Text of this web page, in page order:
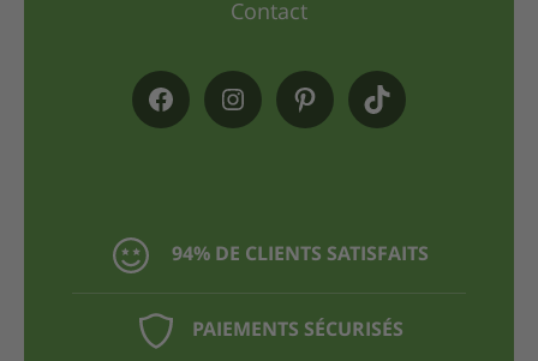
94% DE CLIENTS SATISFAITS
PAIEMENTS SÉCURISÉS
Contact